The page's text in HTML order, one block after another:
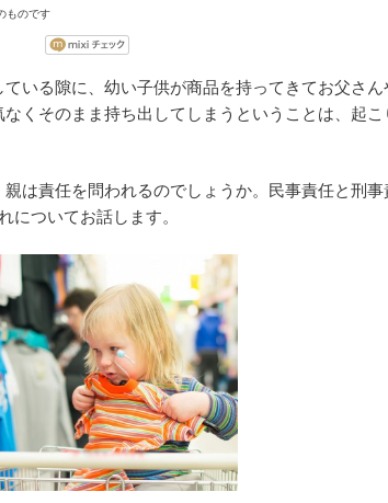
ものです
いる隙に、幼い子供が商品を持ってきてお父さん
くそのまま持ち出してしまうということは、起こ
は責任を問われるのでしょうか。民事責任と刑事
についてお話します。